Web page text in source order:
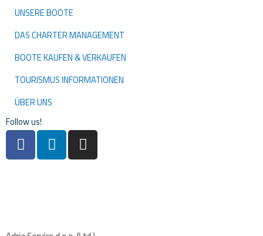
UNSERE BOOTE
DAS CHARTER MANAGEMENT
BOOTE KAUFEN & VERKAUFEN
TOURISMUS INFORMATIONEN
ÜBER UNS
Follow us!
F
a
c
L
i
n
I
n
s